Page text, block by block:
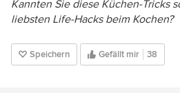
Kannten Sie diese Küchen-Tricks
liebsten Life-Hacks beim Kochen?
Speichern Gefällt mir 38